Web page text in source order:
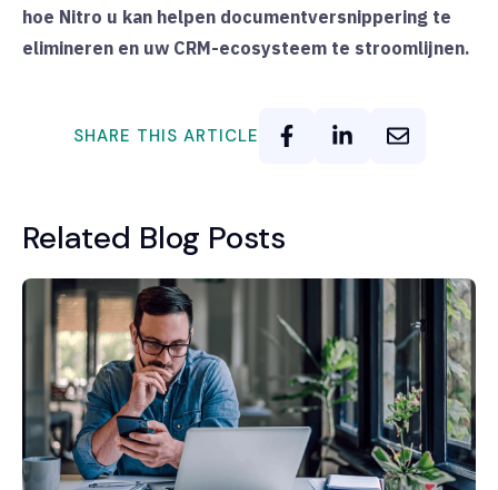
hoe Nitro u kan helpen documentversnippering te
elimineren en uw CRM-ecosysteem te stroomlijnen.
SHARE THIS ARTICLE
Related Blog Posts